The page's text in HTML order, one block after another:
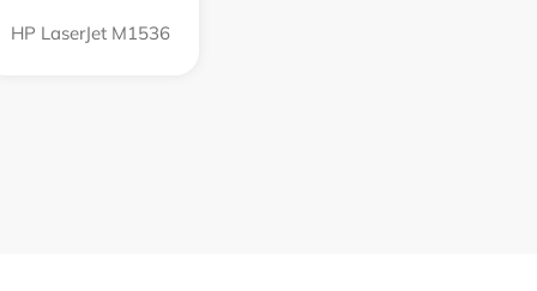
HP LaserJet M1536